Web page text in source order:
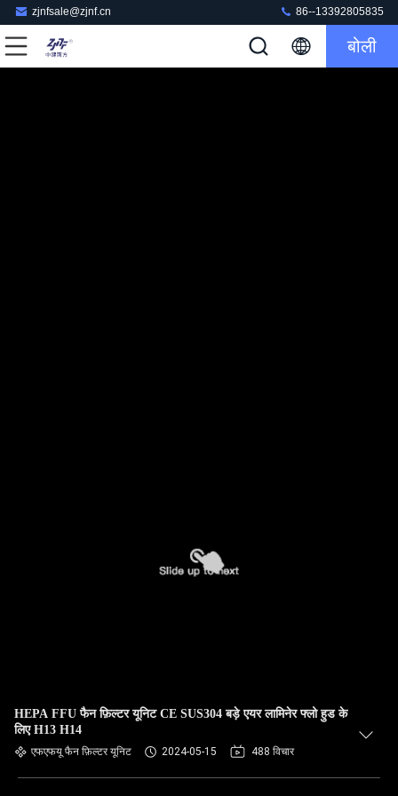
zjnfsale@zjnf.cn 86--13392805835
बोली
HEPA FFU फैन फ़िल्टर यूनिट CE SUS304 बड़े एयर लामिनेर फ्लो हुड के
लिए H13 H14
एफएफयू फैन फ़िल्टर यूनिट 2024-05-15 488 विचार